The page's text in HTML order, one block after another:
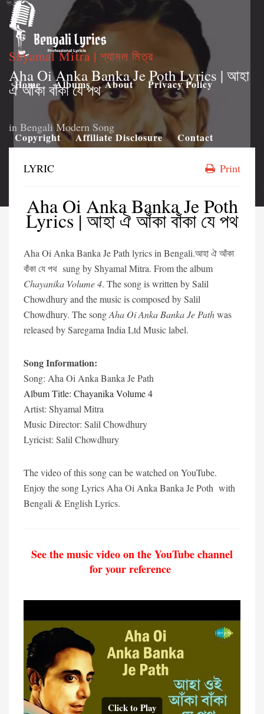
Home Albums About Privacy Policy
Copyright Affiliate Disclosure Contact
Shyamal Mitra | শ্যামল মিত্র
Aha Oi Anka Banka Je Poth Lyrics | আহা
ঐ আঁকা বাঁকা যে পথ
in Bengali Modern Song
LYRIC Print
Aha Oi Anka Banka Je Poth
Lyrics | আহা ঐ আঁকা বাঁকা যে পথ
Aha Oi Anka Banka Je Path lyrics in Bengali.আহা ঐ আঁকা
বাঁকা যে পথ sung by Shyamal Mitra. From the album
Chayanika Volume 4. The song is written by Salil
Chowdhury and the music is composed by Salil
Chowdhury. The songAha Oi Anka Banka Je Pathwas
released by Saregama India Ltd Music label.
Song Information:
Song: Aha Oi Anka Banka Je Path
Album Title: Chayanika Volume 4
Artist: Shyamal Mitra
Music Director: Salil Chowdhury
Lyricist: Salil Chowdhury
The video of this song can be watched on YouTube.
Enjoy the song Lyrics Aha Oi Anka Banka Je Poth with
Bengali & English Lyrics.
See the music video on the YouTube channel
for your reference
Click to Play